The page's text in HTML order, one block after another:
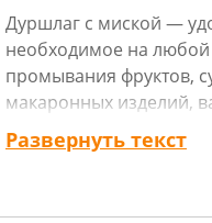
Дуршлаг с миской —
необходимое на любой
промывания фруктов,
макаронных изделий,
подойдет для сушки —
чтобы лишняя вода не
Развернуть текст